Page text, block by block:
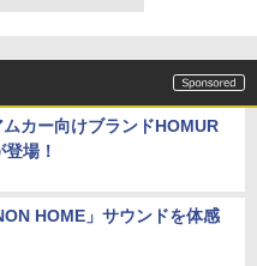
カー向けブランドHOMUR
場！
HOME」サウンドを体感